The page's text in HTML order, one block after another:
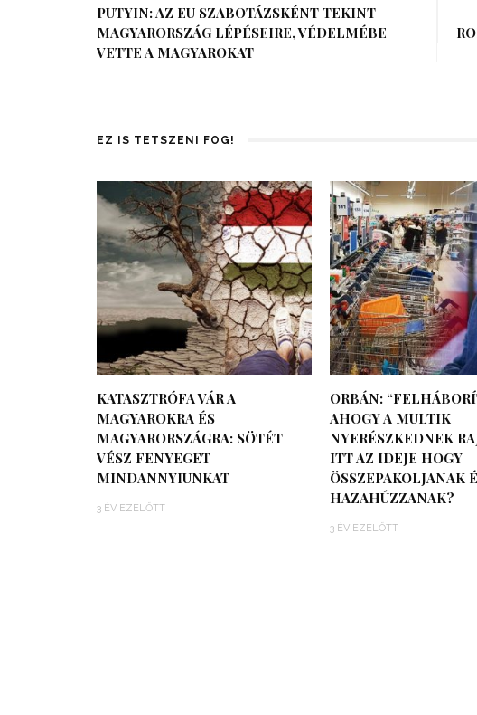
PUTYIN: AZ EU SZABOTÁZSKÉNT TEKINT
MAGYARORSZÁG LÉPÉSEIRE, VÉDELMÉBE
VETTE A MAGYAROKAT
EZ IS TETSZENI FOG!
KATASZTRÓFA VÁR A
MAGYAROKRA ÉS
MAGYARORSZÁGRA: SÖTÉT
VÉSZ FENYEGET
MINDANNYIUNKAT
3 ÉV EZELŐTT
ORBÁN:
AHOGY A MULTIK
NYERÉSZKEDNEK
ITT AZ IDEJE HOGY
ÖSSZEPAKOLJANAK
HAZAHÚZZANAK?
3 ÉV EZELŐTT